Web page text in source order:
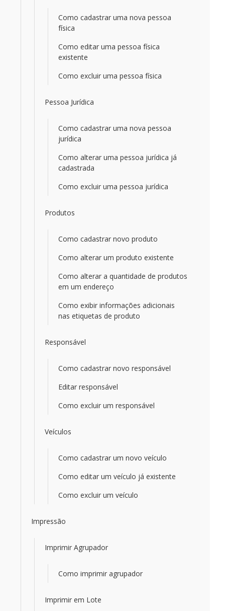
Como cadastrar uma nova pessoa
física
Como editar uma pessoa física
existente
Como excluir uma pessoa física
Pessoa Jurídica
Como cadastrar uma nova pessoa
jurídica
Como alterar uma pessoa jurídica já
cadastrada
Como excluir uma pessoa jurídica
Produtos
Como cadastrar novo produto
Como alterar um produto existente
Como alterar a quantidade de produtos
em um endereço
Como exibir informações adicionais
nas etiquetas de produto
Responsável
Como cadastrar novo responsável
Editar responsável
Como excluir um responsável
Veículos
Como cadastrar um novo veículo
Como editar um veículo já existente
Como excluir um veículo
Impressão
Imprimir Agrupador
Como imprimir agrupador
Imprimir em Lote